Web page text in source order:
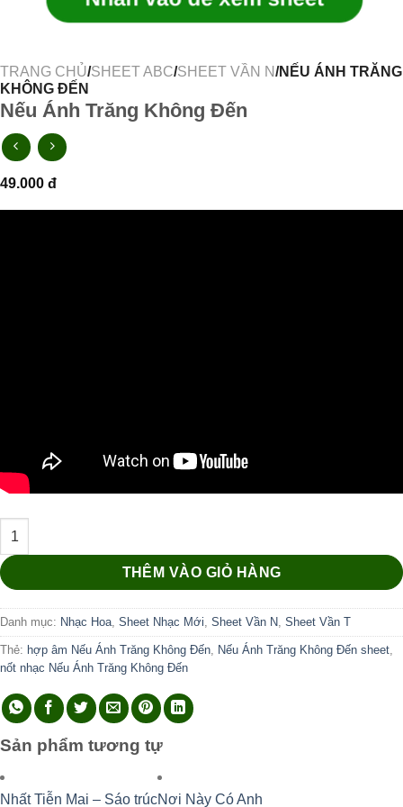
TRANG CHỦ/SHEET ABC/SHEET VẦN N/NẾU ÁNH TRĂNG
KHÔNG ĐẾN
Nếu Ánh Trăng Không Đến
49.000 đ
Nếu Ánh Trăng Không Đến số lượng
THÊM VÀO GIỎ HÀNG
Danh mục: Nhạc Hoa, Sheet Nhạc Mới, Sheet Vần N, Sheet Vần T
Thẻ: hợp âm Nếu Ánh Trăng Không Đến, Nếu Ánh Trăng Không Đến sheet,
nốt nhạc Nếu Ánh Trăng Không Đến
Sản phẩm tương tự
Nhất Tiễn Mai – Sáo trúcNơi Này Có Anh